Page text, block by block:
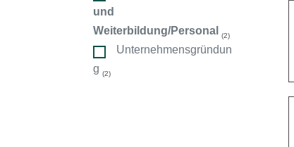
und
Weiterbildung/Personal
(2)
Unternehmensgründun
g (2)